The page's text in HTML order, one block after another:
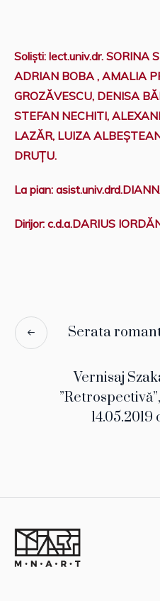
Soliști: lect.univ.dr. SORINA
ADRIAN BOBA , AMALIA
GROZĂVESCU, DENISA
STEFAN NECHITI,
LAZĂR, LUIZA
DRUȚU.
La pian:
Dirijor: c.d.a.DARIUS
Serata
Vernisaj
14.05.2019